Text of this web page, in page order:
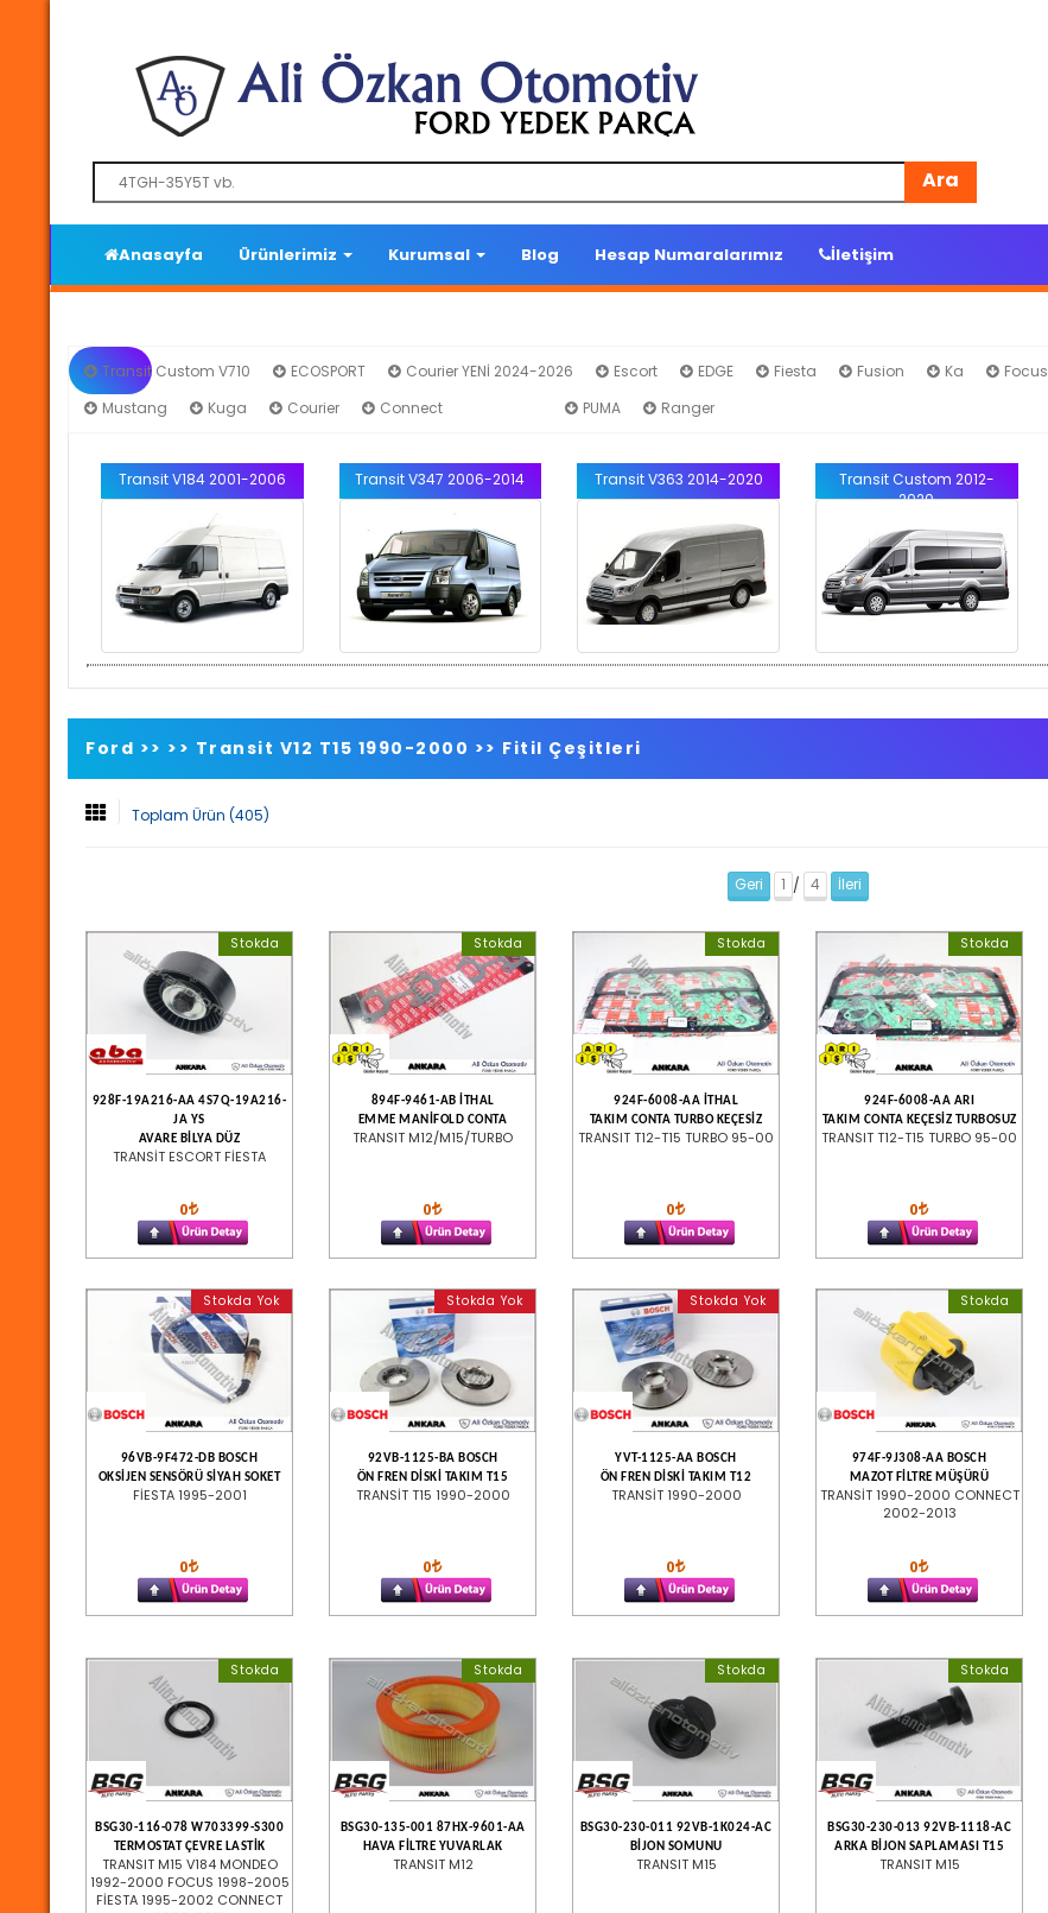
Ara
Anasayfa Ürünlerimiz Kurumsal Blog Hesap Numaralarımız İletişim
Transit Custom V710 ECOSPORT Courier YENİ 2024-2026 Escort EDGE Fiesta Fusion Ka Focus
Mustang
Kuga Courier Connect PUMA Ranger
Transit V184 2001-2006 Transit V347 2006-2014 Transit V363 2014-2020
Transit Custom 2012-
2020
Ford >> >> Transit V12 T15 1990-2000 >> Fitil Çeşitleri
Toplam Ürün (405)
Geri 1 / 4 İleri
Stokda
928F-19A216-AA 4S7Q-19A216-
JA YS
AVARE BİLYA DÜZ
TRANSİT ESCORT FİESTA
0
Stokda
894F-9461-AB İTHAL
EMME MANİFOLD CONTA
TRANSIT M12/M15/TURBO
0
Stokda
924F-6008-AA İTHAL
TAKIM CONTA TURBO KEÇESİZ
TRANSIT T12-T15 TURBO 95-00
0
Stokda
924F-6008-AA ARI
TAKIM CONTA KEÇESİZ TURBOSUZ
TRANSIT T12-T15 TURBO 95-00
0
Stokda Yok
96VB-9F472-DB BOSCH
OKSİJEN SENSÖRÜ SİYAH SOKET
FİESTA 1995-2001
0
Stokda Yok
92VB-1125-BA BOSCH
ÖN FREN DİSKİ TAKIM T15
TRANSİT T15 1990-2000
0
Stokda Yok
YVT-1125-AA BOSCH
ÖN FREN DİSKİ TAKIM T12
TRANSİT 1990-2000
0
Stokda
974F-9J308-AA BOSCH
MAZOT FİLTRE MÜŞÜRÜ
TRANSİT 1990-2000 CONNECT
2002-2013
0
Stokda
BSG30-116-078 W703399-S300
TERMOSTAT ÇEVRE LASTİK
TRANSIT M15 V184 MONDEO
1992-2000 FOCUS 1998-2005
FİESTA 1995-2002 CONNECT
Stokda
BSG30-135-001 87HX-9601-AA
HAVA FİLTRE YUVARLAK
TRANSIT M12
Stokda
BSG30-230-011 92VB-1K024-AC
BİJON SOMUNU
TRANSIT M15
Stokda
BSG30-230-013 92VB-1118-AC
ARKA BİJON SAPLAMASI T15
TRANSIT M15